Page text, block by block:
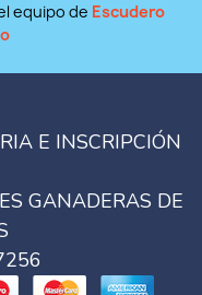
equipo de Escudero
E INSCRIPCIÓN
GANADERAS DE